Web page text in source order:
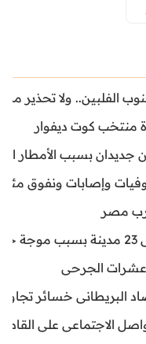
منتخب كوت ديفوار
جديدان بسبب الأمطار
وإصابات ونفوق مئات
عشرات الجرحى
خسائر تجاوزت 1.5 مليار
الاجتماعي على القاصرين